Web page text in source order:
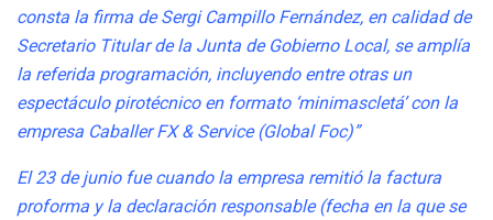
consta la firma de Sergi Campillo Fernández, en calidad de
Secretario Titular de la Junta de Gobierno Local, se amplía
la referida programación, incluyendo entre otras un
espectáculo pirotécnico en formato ‘minimascletá’ con la
empresa Caballer FX & Service (Global Foc)”
El 23 de junio fue cuando la empresa remitió la factura
proforma y la declaración responsable (fecha en la que se